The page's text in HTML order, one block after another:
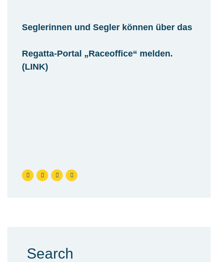
Seglerinnen und Segler können über das
Regatta-Portal „Raceoffice“ melden.
(LINK)
Search